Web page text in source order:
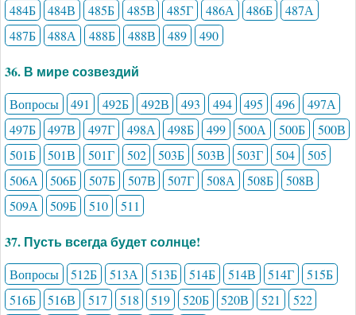
484Б
484В 485Б 485В 485Г 486А 486Б
487А
487Б
488А 488Б 488В 489 490
36. В мире созвездий
Вопросы 491 492Б 492В 493 494 495 496
497А
497Б
497В 497Г 498А 498Б 499 500А 500Б
500В
501Б
501В 501Г 502 503Б 503В 503Г 504
505
506А
506Б 507Б 507В 507Г 508А 508Б
508В
509А
509Б 510 511
37. Пусть всегда будет солнце!
Вопросы 512Б 513А 513Б 514Б 514В 514Г
515Б
516Б
516В 517 518 519 520Б 520В 521
522